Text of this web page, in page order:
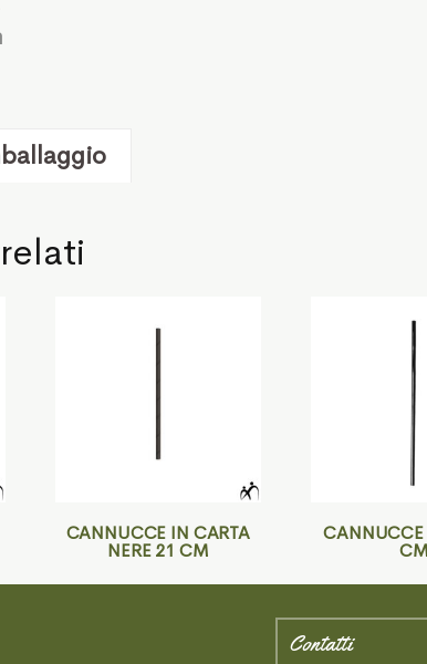
CANNUCCE IN CARTA
NERE 21 CM
CANNUCCE
CM
Contatti